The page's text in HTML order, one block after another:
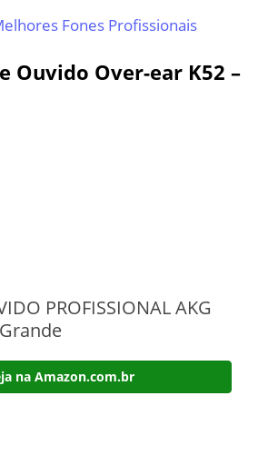
Fones Profissionais
Ouvido Over-ear K52 –
PROFISSIONAL AKG
na Amazon.com.br